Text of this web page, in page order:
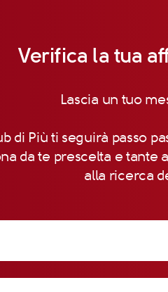
Verifica la tua
Lascia un tuo
di Più ti seguirà passo
da te prescelta e tante
alla ricerca